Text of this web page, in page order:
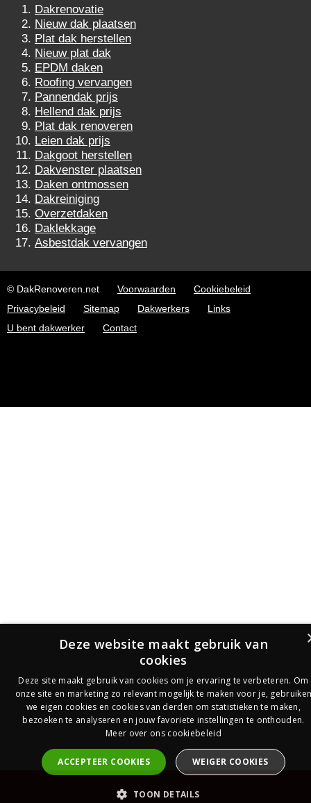
Dakrenovatie
Nieuw dak plaatsen
Plat dak herstellen
Nieuw plat dak
EPDM daken
Roofing vervangen
Pannendak prijs
Hellend dak prijs
Plat dak renoveren
Leien dak prijs
Dakgoot herstellen
Dakvenster plaatsen
Daken ontmossen
Dakreiniging
Overzetdaken
Daklekkage
Asbestdak vervangen
© DakRenoveren.net Voorwaarden
Cookiebeleid
Privacybeleid
Sitemap Dakwerkers
Links
U bent dakwerker
Contact
PrijsOfferte
Deze website maakt gebruik van
cookies
Deze site maakt gebruik van cookies om je ervaring te verbeteren. Om
onze site en marketing zo relevant mogelijk te maken voor je,
we eigen cookies en cookies van derden om statistieken te maken,
bezoeken te analyseren en jouw favoriete instellingen te onthouden.
Meer over ons cookiebeleid
ACCEPTEER COOKIES WEIGER COOKIES
TOON DETAILS